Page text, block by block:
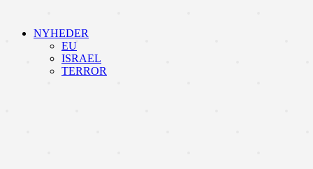
NYHEDER
EU
ISRAEL
TERROR